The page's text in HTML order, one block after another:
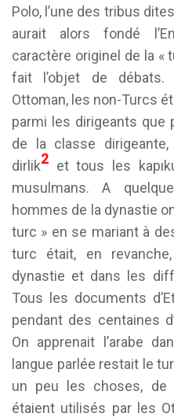
Polo, l’une des tribus
aurait alors fondé
caractère originel de la «
fait l’objet de débats.
Ottoman, les non-Turcs
parmi les dirigeants que
de la classe
dirlik2 et tous les
musulmans. A
hommes de la dynastie
turc » en se mariant à
turc était, en
dynastie et dans les
Tous les documents
pendant des centaines
On apprenait l’arabe
langue parlée restait le
un peu les choses, de
étaient utilisés par les